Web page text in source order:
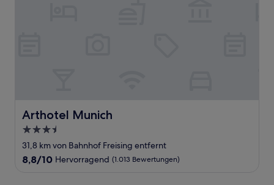
Arthotel Munich
Arthotel Munich
3.5-
Sterne-
Unterkunft
31,8 km von Bahnhof Freising entfernt
8.8
8,8/10 Hervorragend (1.013 Bewertungen)